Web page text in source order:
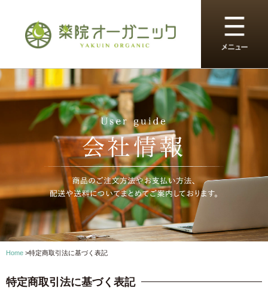
Home >特定商取引法に基づく表記
特定商取引法に基づく表記